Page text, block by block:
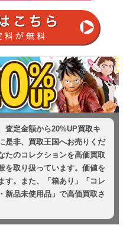
査定金額から20%UP買取キ
是非、買取王国へお売りくだ
たのコレクションを高価買取
を取り扱っています。価値を
す。また、「箱あり」「コレ
新品未使用品」で高価買取さ